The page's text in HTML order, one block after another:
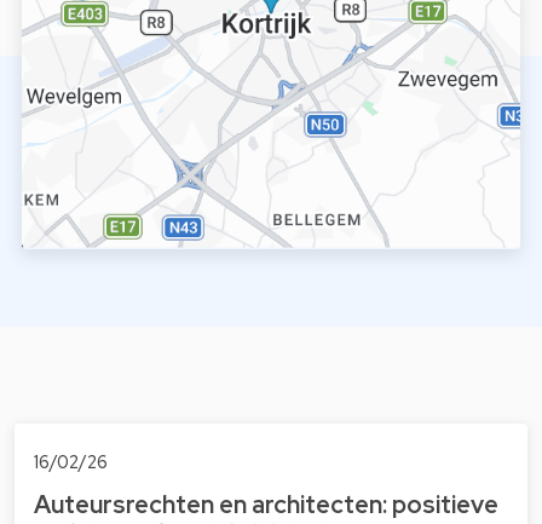
16/02/26
Auteursrechten en architecten: positieve